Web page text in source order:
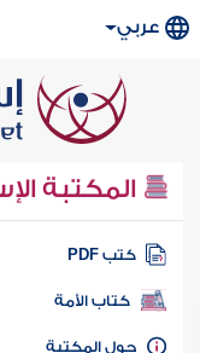
عربي
المكتبة
كتب PDF
كتاب الأمة